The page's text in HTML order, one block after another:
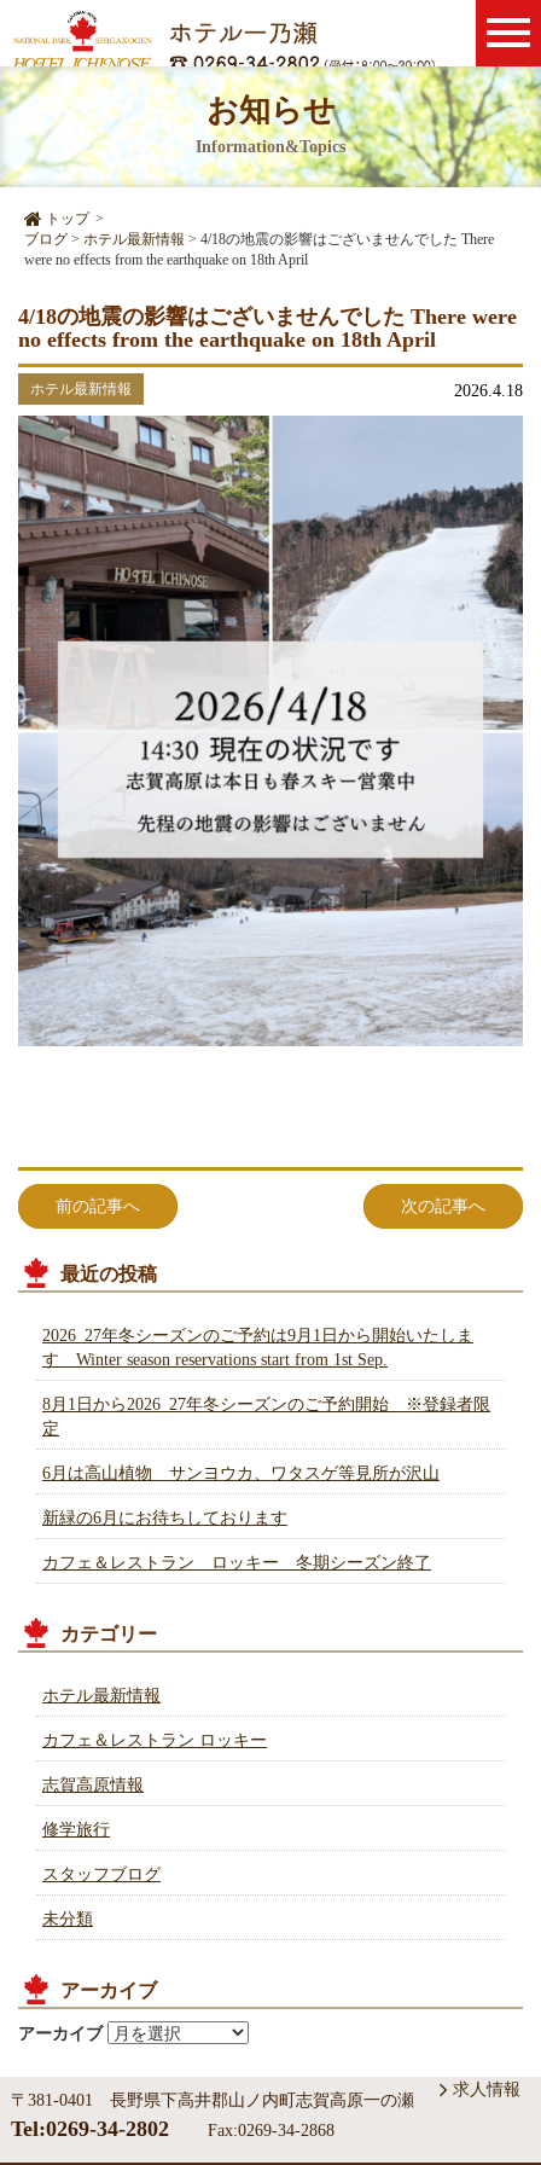
お知らせ
Information&Topics
トップ >
ブログ > ホテル最新情報 > 4/18の地震の影響はございませんでした There
were no effects from the earthquake on 18th April
4/18の地震の影響はございませんでした There were
no effects from the earthquake on 18th April
2026.4.18
ホテル最新情報
前の記事へ 次の記事へ
最近の投稿
2026_27年冬シーズンのご予約は9月1日から開始いたしま
す Winter season reservations start from 1st Sep.
8月1日から2026_27年冬シーズンのご予約開始 ※登録者限
定
6月は高山植物 サンヨウカ、ワタスゲ等見所が沢山
新緑の6月にお待ちしております
カフェ＆レストラン ロッキー 冬期シーズン終了
カテゴリー
ホテル最新情報
カフェ＆レストラン ロッキー
志賀高原情報
修学旅行
スタッフブログ
未分類
アーカイブ
アーカイブ
〒381-0401 長野県下高井郡山ノ内町志賀高原一の瀬
Tel:0269-34-2802Fax:0269-34-2868
求人情報